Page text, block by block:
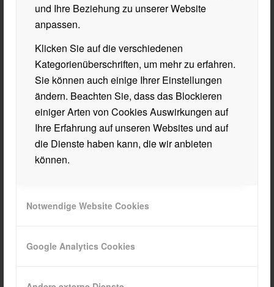
und Ihre Beziehung zu unserer Website
anpassen.
Klicken Sie auf die verschiedenen
Kategorienüberschriften, um mehr zu erfahren.
Sie können auch einige Ihrer Einstellungen
ändern. Beachten Sie, dass das Blockieren
einiger Arten von Cookies Auswirkungen auf
Ihre Erfahrung auf unseren Websites und auf
die Dienste haben kann, die wir anbieten
können.
Notwendige Website Cookies
Google Analytics Cookies
Unser Bildungsberater Mag. Schöler führte das
Schlusswort und beantwortete noch alle offenen
Fragen rund um die Ausbildung und Anmeldung an
der Handelsakademie und Handelsschule Wörgl. Für
offene Fragen zu den einzelnen
Ausbildungsschwerpunkten standen Frau Mag. Zach
und Herr Mag. Holzeisen an einem Infostand zur
Verfügung.
Es gelang dem beteiligten Lehrerteam der BHAK-
BHAS Wörgl sowie ihren Schülerinnen und Schülern
BHAK-BHAS Wörgl besuchen.